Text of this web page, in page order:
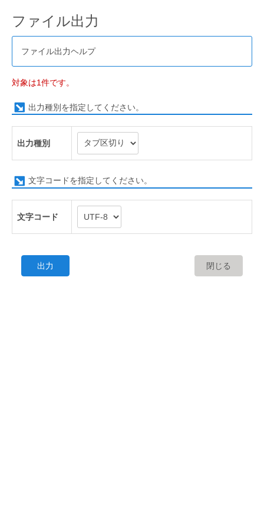
ファイル出力
ファイル出力ヘルプ
対象は1件です。
出力種別を指定してください。
出力種別
文字コードを指定してください。
文字コード